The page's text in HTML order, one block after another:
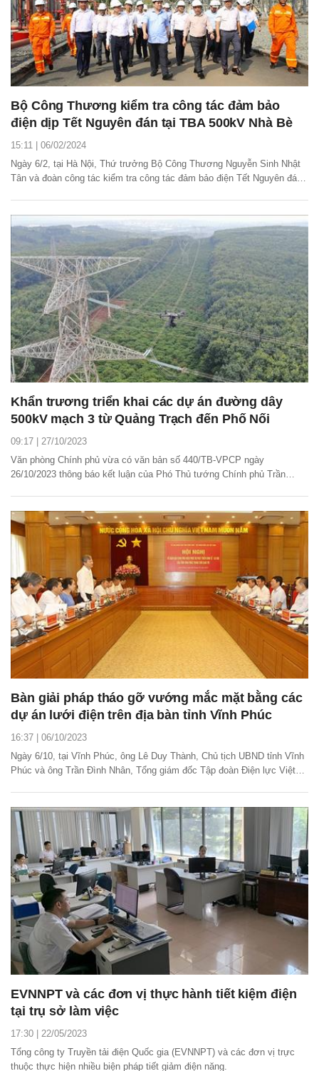
Bộ Công Thương kiểm tra công tác đảm bảo
điện dịp Tết Nguyên đán tại TBA 500kV Nhà Bè
15:11 | 06/02/2024
Ngày 6/2, tại Hà Nội, Thứ trưởng Bộ Công Thương Nguyễn Sinh Nhật
Tân và đoàn công tác kiểm tra công tác đảm bảo điện Tết Nguyên đán
Khẩn trương triển khai các dự án đường dây
500kV mạch 3 từ Quảng Trạch đến Phố Nối
09:17 | 27/10/2023
Văn phòng Chính phủ vừa có văn bản số 440/TB-VPCP ngày
26/10/2023 thông báo kết luận của Phó Thủ tướng Chính phủ Trần
Nối (Hưng Yên).
Bàn giải pháp tháo gỡ vướng mắc mặt bằng các
dự án lưới điện trên địa bàn tỉnh Vĩnh Phúc
16:37 | 06/10/2023
Ngày 6/10, tại Vĩnh Phúc, ông Lê Duy Thành, Chủ tịch UBND tỉnh Vĩnh
Phúc và ông Trần Đình Nhân, Tổng giám đốc Tập đoàn Điện lực Việt
EVNNPT và các đơn vị thực hành tiết kiệm điện
tại trụ sở làm việc
17:30 | 22/05/2023
Tổng công ty Truyền tải điện Quốc gia (EVNNPT) và các đơn vị trực
thuộc thực hiện nhiều biện pháp tiết giảm điện năng.